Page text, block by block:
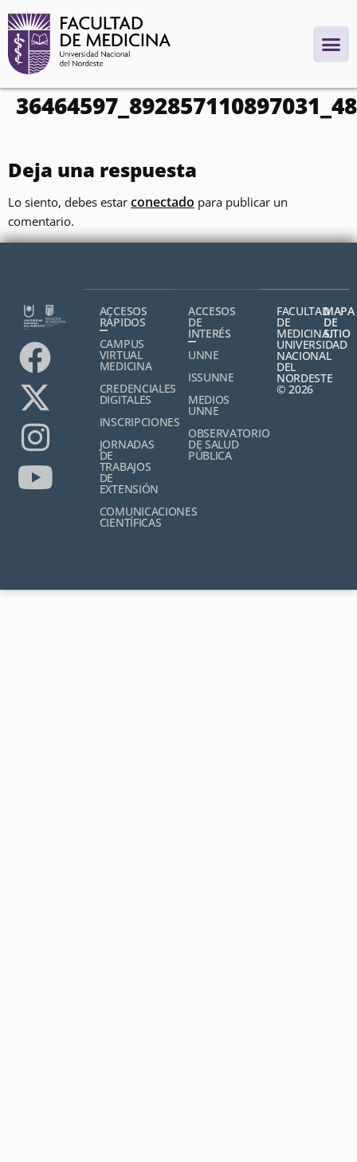
contenido
Deja una respuesta
Lo siento, debes estar conectado para publicar un
comentario.
ACCESOS
RÁPIDOS
CAMPUS
VIRTUAL
MEDICINA
CREDENCIALES
DIGITALES
INSCRIPCIONES
JORNADAS
DE
TRABAJOS
DE
EXTENSIÓN
COMUNICACIONES
CIENTÍFICAS
ACCESOS
DE
INTERÉS
UNNE
ISSUNNE
MEDIOS
UNNE
OBSERVATORIO
DE SALUD
PÚBLICA
FACULTAD
DE
MEDICINA,
UNIVERSIDAD
NACIONAL
DEL
NORDESTE
© 2026
MAPA
DE
SITIO